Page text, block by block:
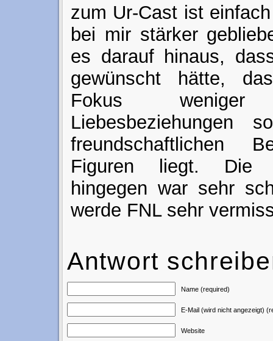
zum Ur-Cast ist
bei mir stärker
es darauf hinaus,
gewünscht hätte,
Fokus
Liebesbeziehungen
freundschaftlichen
Figuren liegt. Die
hingegen war sehr
werde FNL sehr
Antwort
Name (required)
E-Mail (wird nicht angezeigt)
Website